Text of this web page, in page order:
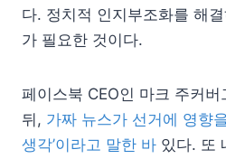
다. 정치적 인지부조화를 해
가 필요한 것이다.
페이스북 CEO인 마크 주커
뒤, 가짜 뉴스가 선거에 영향
생각’이라고 말한 바 있다. 또